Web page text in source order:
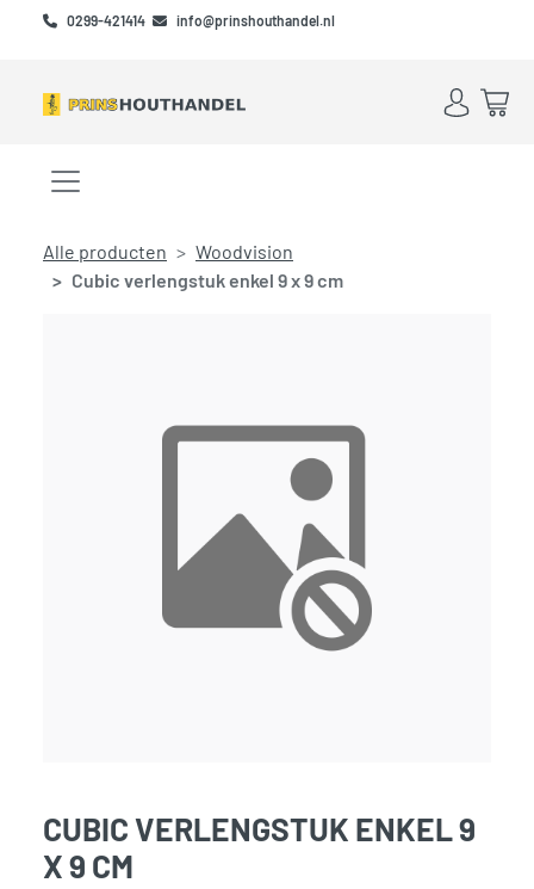
Skip to main content
Skip to footer
0299-421414 info@prinshouthandel.nl
Account
Menu openen/sluiten
Alle producten
Woodvision
Cubic verlengstuk enkel 9 x 9 cm
CUBIC VERLENGSTUK ENKEL 9
X 9 CM